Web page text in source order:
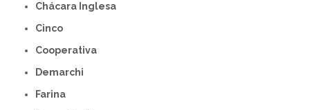
Chácara Inglesa
Cinco
Cooperativa
Demarchi
Farina